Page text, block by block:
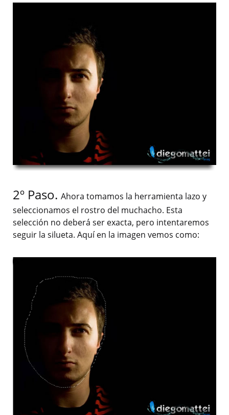
2º Paso. Ahora tomamos la herramienta lazo y
seleccionamos el rostro del muchacho. Esta
selección no deberá ser exacta, pero intentaremos
seguir la silueta. Aquí en la imagen vemos como: